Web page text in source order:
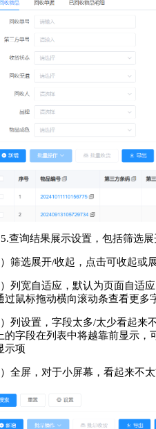
查询结果展示设置，包括筛选
）筛选展开/收起，点击可收起
）列宽自适应，默认为页面自适
过鼠标拖动横向滚动条查看更多
）列设置，字段太多/太少看起
的字段在列表中将越靠前显示，
示项
）全屏，对于小屏幕，看起来不